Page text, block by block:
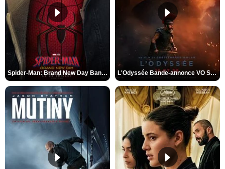
Spider-Man: Brand New Day Bande-annonce VO STFR L'Odyssée Bande-annonce VO STFR